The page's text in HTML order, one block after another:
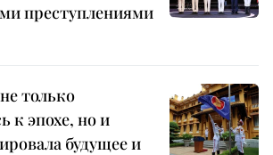
преступлениями
только
к эпохе, но и
будущее и